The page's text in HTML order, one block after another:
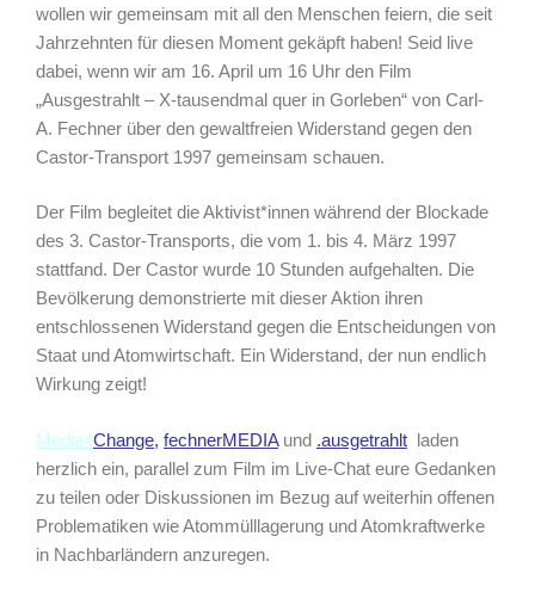
wollen wir gemeinsam mit all den Menschen feiern, die seit
Jahrzehnten für diesen Moment gekäpft haben! Seid live
dabei, wenn wir am 16. April um 16 Uhr den Film
„Ausgestrahlt – X-tausendmal quer in Gorleben“ von Carl-
A. Fechner über den gewaltfreien Widerstand gegen den
Castor-Transport 1997 gemeinsam schauen.
Der Film begleitet die Aktivist*innen während der Blockade
des 3. Castor-Transports, die vom 1. bis 4. März 1997
stattfand. Der Castor wurde 10 Stunden aufgehalten. Die
Bevölkerung demonstrierte mit dieser Aktion ihren
entschlossenen Widerstand gegen die Entscheidungen von
Staat und Atomwirtschaft. Ein Widerstand, der nun endlich
Wirkung zeigt!
Media4Change, fechnerMEDIAund .ausgetrahlt laden
herzlich ein, parallel zum Film im Live-Chat eure Gedanken
zu teilen oder Diskussionen im Bezug auf weiterhin offenen
Problematiken wie Atommülllagerung und Atomkraftwerke
in Nachbarländern anzuregen.